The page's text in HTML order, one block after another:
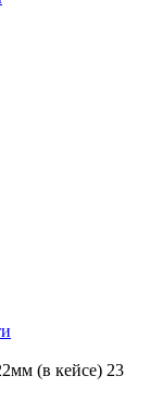
(в кейсе) 23